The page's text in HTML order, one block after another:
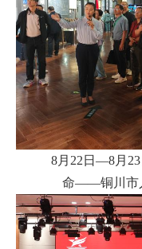
8月22日—8月
命——铜川市